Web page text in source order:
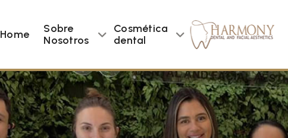
Home
Sobre
Nosotros
Cosmética
dental